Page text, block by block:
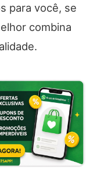
para você, se
combina